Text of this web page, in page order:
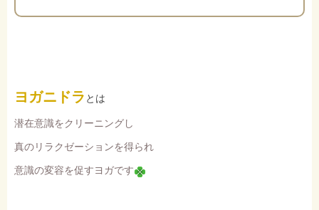
ヨガニドラ とは
潜在意識をクリーニングし
真のリラクゼーションを得られ
意識の変容を促すヨガです